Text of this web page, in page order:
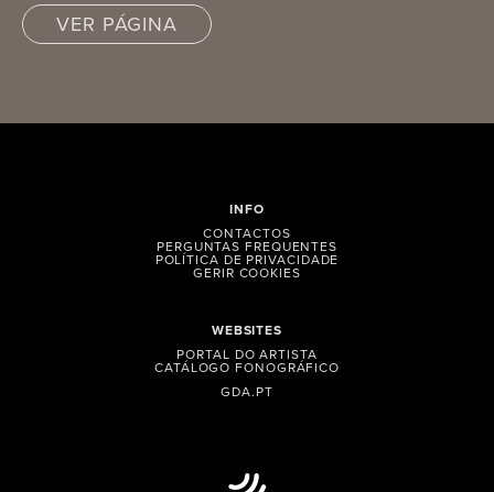
VER PÁGINA
WEBSITES
PORTAL DO ARTISTA
CATÁLOGO FONOGRÁFICO
GDA.PT
INFO
CONTACTOS
PERGUNTAS FREQUENTES
POLÍTICA DE PRIVACIDADE
GERIR COOKIES